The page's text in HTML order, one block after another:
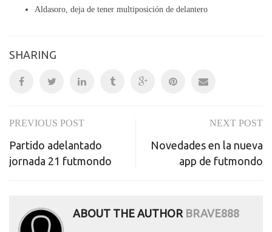
Aldasoro, deja de tener multiposición de delantero
SHARING
Post
navigation
PREVIOUS POST
Partido adelantado
jornada 21 futmondo
NEXT POST
Novedades en la nueva
app de futmondo
ABOUT THE AUTHOR BRAVE888